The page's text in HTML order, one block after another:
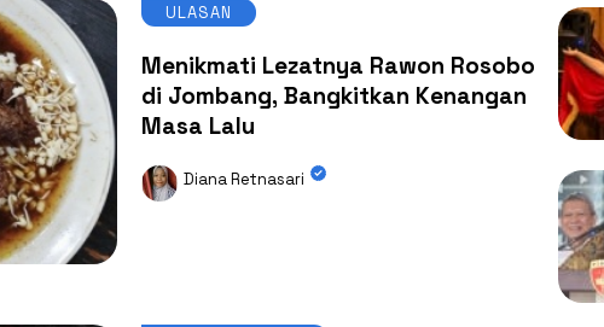
ULASAN
Menikmati Lezatnya Rawon Rosobo
di Jombang, Bangkitkan Kenangan
Masa Lalu
Diana Retnasari